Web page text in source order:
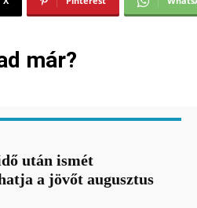
már?
után ismét
a jövőt augusztus